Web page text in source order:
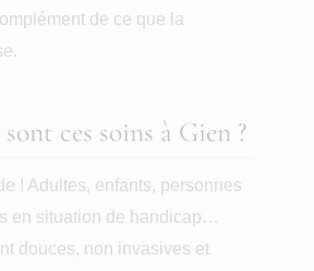
de ce que la
ces soins à Gien ?
! Adultes, enfants, personnes
en situation de handicap…
douces, non invasives et